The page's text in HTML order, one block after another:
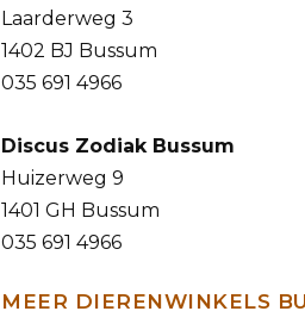
Laarderweg 3
1402 BJ Bussum
035 691 4966
Discus Zodiak Bussum
Huizerweg 9
1401 GH Bussum
035 691 4966
MEER DIERENWINKELS